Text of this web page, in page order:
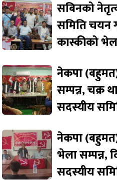
सबिनको
समिति चयन
कास्कीको
नेकपा
सम्पन्न, चक्र
सदस्यीय
नेकपा (बहुमत)
भेला सम्पन्न,
सदस्यीय